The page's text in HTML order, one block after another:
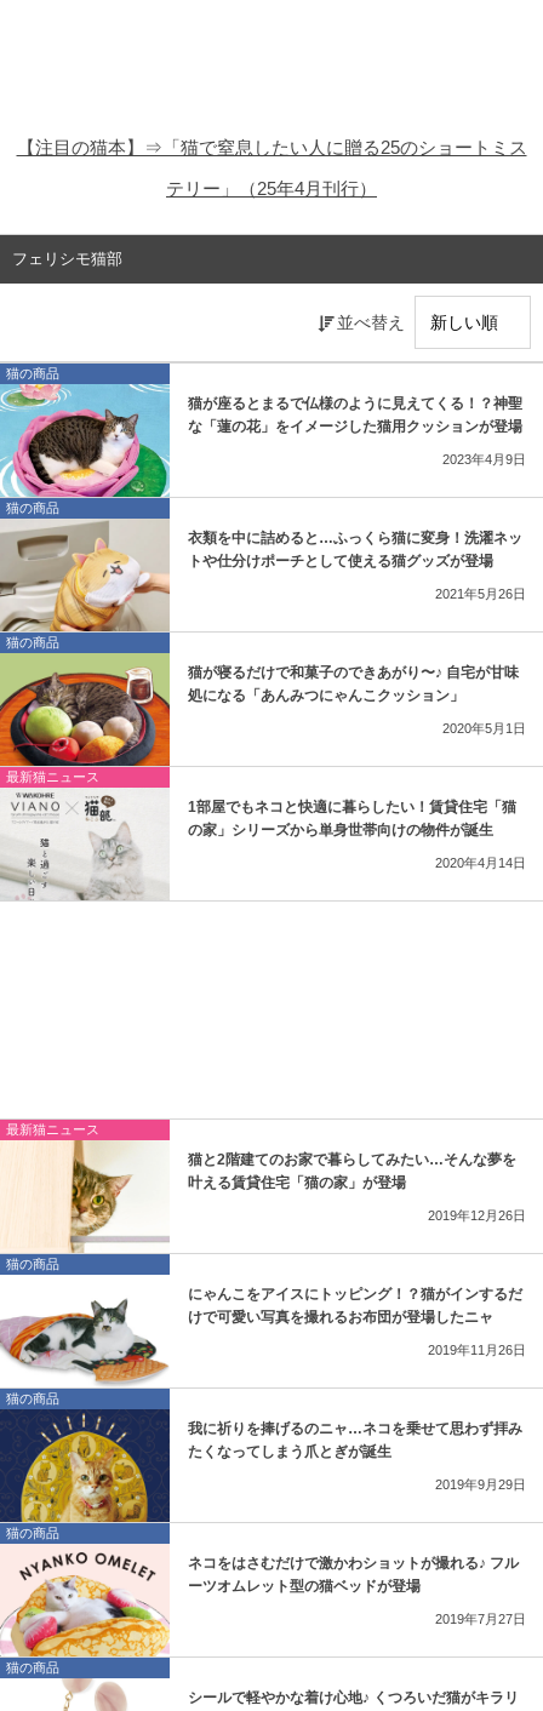
【注目の猫本】⇒「猫で窒息したい人に贈る25のショートミス
テリー」（25年4月刊行）
フェリシモ猫部
並べ替え
猫の商品
猫が座るとまるで仏様のように見えてくる！？神聖
な「蓮の花」をイメージした猫用クッションが登場
2023年4月9日
猫の商品
衣類を中に詰めると…ふっくら猫に変身！洗濯ネッ
トや仕分けポーチとして使える猫グッズが登場
2021年5月26日
猫の商品
猫が寝るだけで和菓子のできあがり〜♪ 自宅が甘味
処になる「あんみつにゃんこクッション」
2020年5月1日
最新猫ニュース
1部屋でもネコと快適に暮らしたい！賃貸住宅「猫
の家」シリーズから単身世帯向けの物件が誕生
2020年4月14日
最新猫ニュース
猫と2階建てのお家で暮らしてみたい…そんな夢を
叶える賃貸住宅「猫の家」が登場
2019年12月26日
猫の商品
にゃんこをアイスにトッピング！？猫がインするだ
けで可愛い写真を撮れるお布団が登場したニャ
2019年11月26日
猫の商品
我に祈りを捧げるのニャ…ネコを乗せて思わず拝み
たくなってしまう爪とぎが誕生
2019年9月29日
猫の商品
ネコをはさむだけで激かわショットが撮れる♪ フル
ーツオムレット型の猫ベッドが登場
2019年7月27日
猫の商品
シールで軽やかな着け心地♪ くつろいだ猫がキラリ
猫の社会問題